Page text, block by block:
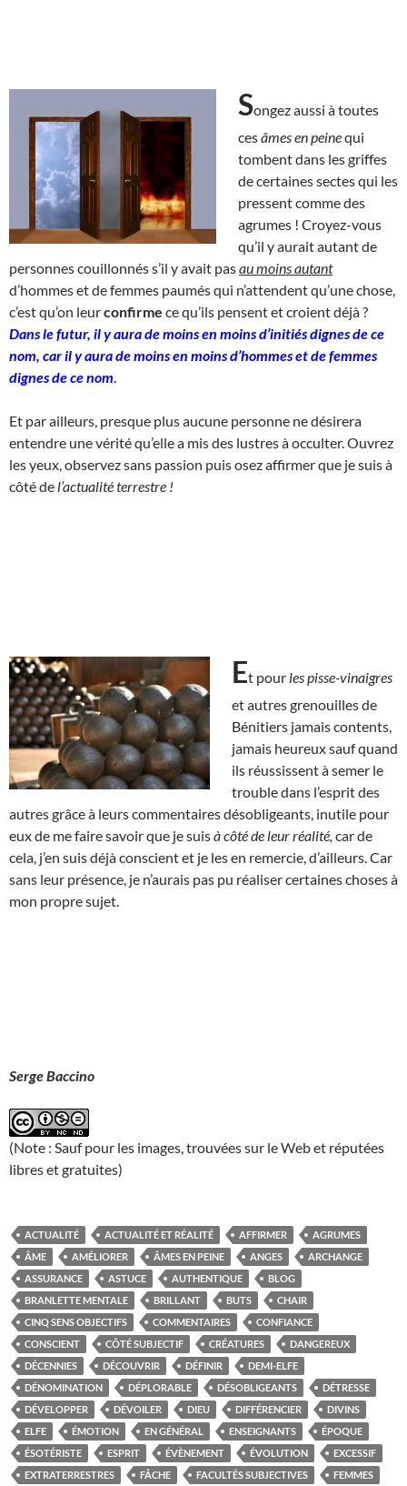
Songez aussi à toutes
cesâmes en peinequi
tombent dans les griffes
de certaines sectes qui les
pressent comme des
agrumes ! Croyez-vous
qu’il y aurait autant de
personnes couillonnés s’il y avait pasau moins autant
d’hommes et de femmes paumés qui n’attendent qu’une chose,
c’est qu’on leurconfirme ce qu’ils pensent et croient déjà ?
Dans le futur, il y aura de moins en moins d’initiés dignes de ce
nom, car il y aura de moins en moins d’hommes et de femmes
dignes de ce nom
Et par ailleurs, presque plus aucune personne ne désirera
entendre une vérité qu’elle a mis des lustres à occulter. Ouvrez
les yeux, observez sans passion puis osez affirmer que je suis à
côté de l’actualité terrestre !
Et pour les pisse-vinaigres
et autres grenouilles de
Bénitiers jamais contents,
jamais heureux sauf quand
ils réussissent à semer le
trouble dans l’esprit des
autres grâce à leurs commentaires désobligeants, inutile pour
eux de me faire savoir que je suisà côté de leur réalité, car de
cela, j’en suis déjà conscient et je les en remercie, d’ailleurs. Car
sans leur présence, je n’aurais pas pu réaliser certaines choses à
mon propre sujet.
Serge Baccino
(Note : Sauf pour les images, trouvées sur le Web et réputées
libres et gratuites)
ACTUALITÉ ACTUALITÉ ET RÉALITÉ AFFIRMER
AGRUMES
ÂME
AMÉLIORER ÂMES EN PEINE ANGES
ARCHANGE
ASSURANCE
ASTUCE AUTHENTIQUE
BLOG
BRANLETTE MENTALE
BRILLANT BUTS
CHAIR
CINQ SENS OBJECTIFS
COMMENTAIRES
CONFIANCE
CONSCIENT
CÔTÉ SUBJECTIF CRÉATURES
DANGEREUX
DÉCENNIES
DÉCOUVRIR DÉFINIR
DEMI-ELFE
DÉNOMINATION
DÉPLORABLE DÉSOBLIGEANTS
DÉTRESSE
DÉVELOPPER
DÉVOILER DIEU DIFFÉRENCIER
DIVINS
ELFE
ÉMOTION EN GÉNÉRAL ENSEIGNANTS
ÉPOQUE
ÉSOTÉRISTE
ESPRIT ÉVÈNEMENT ÉVOLUTION
EXCESSIF
EXTRATERRESTRES
FÂCHE FACULTÉS SUBJECTIVES FEMMES